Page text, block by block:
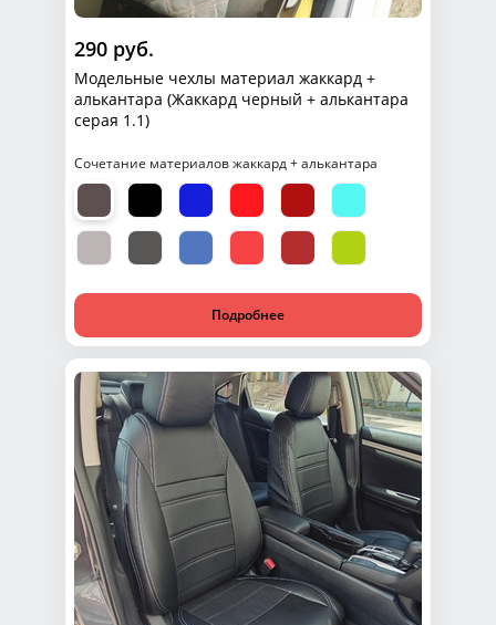
290 руб.
Модельные чехлы материал жаккард +
алькантара (Жаккард черный + алькантара
серая 1.1)
Сочетание материалов жаккард + алькантара
Подробнее